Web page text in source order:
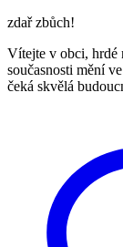
zdař zbůch!
Vítejte v obci, hrdé
současnosti mění
čeká skvělá